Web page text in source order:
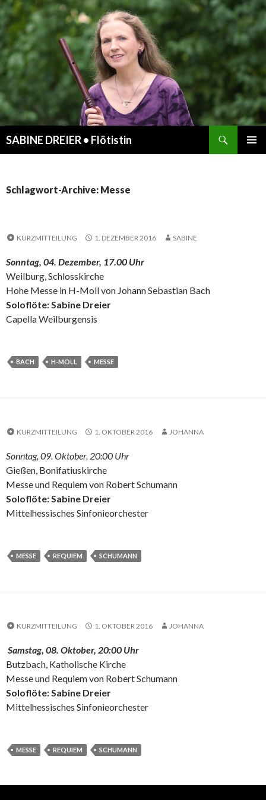
SABINE DREIER • Flötistin
Schlagwort-Archive: Messe
KURZMITTEILUNG 1. DEZEMBER 2016 SABINE
Sonntag, 04. Dezember, 17.00 Uhr
Weilburg, Schlosskirche
Hohe Messe in H-Moll von Johann Sebastian Bach
Soloflöte: Sabine Dreier
Capella Weilburgensis
BACH H-MOLL MESSE
KURZMITTEILUNG 1. OKTOBER 2016 JOHANNA
Sonntag, 09. Oktober, 20:00 Uhr
Gießen, Bonifatiuskirche
Messe und Requiem von Robert Schumann
Soloflöte: Sabine Dreier
Mittelhessisches Sinfonieorchester
MESSE REQUIEM SCHUMANN
KURZMITTEILUNG 1. OKTOBER 2016 JOHANNA
Samstag, 08. Oktober, 20:00 Uhr
Butzbach, Katholische Kirche
Messe und Requiem von Robert Schumann
Soloflöte: Sabine Dreier
Mittelhessisches Sinfonieorchester
MESSE REQUIEM SCHUMANN